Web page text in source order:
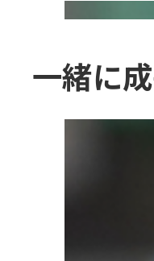
一緒に